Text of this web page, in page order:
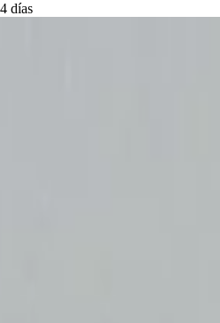
días